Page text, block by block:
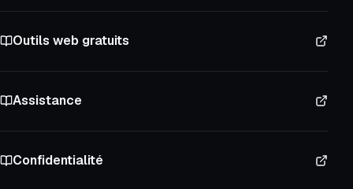
Outils web gratuits
Assistance
Confidentialité